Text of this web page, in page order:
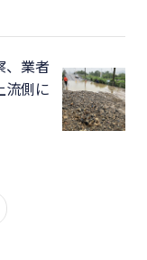
業者
側に